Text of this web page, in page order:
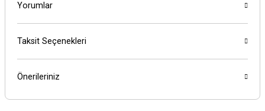
Yorumlar
Taksit Seçenekleri
Önerileriniz